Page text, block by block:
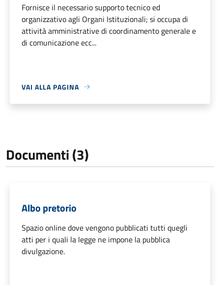
Fornisce il necessario supporto tecnico ed
organizzativo agli Organi Istituzionali; si occupa di
attività amministrative di coordinamento generale e
di comunicazione ecc...
VAI ALLA PAGINA
Documenti (3)
Albo pretorio
Spazio online dove vengono pubblicati tutti quegli
atti per i quali la legge ne impone la pubblica
divulgazione.